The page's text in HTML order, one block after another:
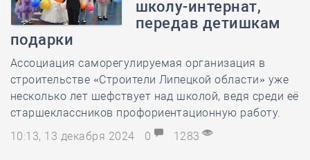
школу-интернат,
передав детишкам
подарки
Ассоциация саморегулируемая организация в
строительстве «Строители Липецкой области» уже
несколько лет шефствует над школой, ведя среди её
старшеклассников профориентационную работу.
10:13, 13 декабря 2024
0 1283